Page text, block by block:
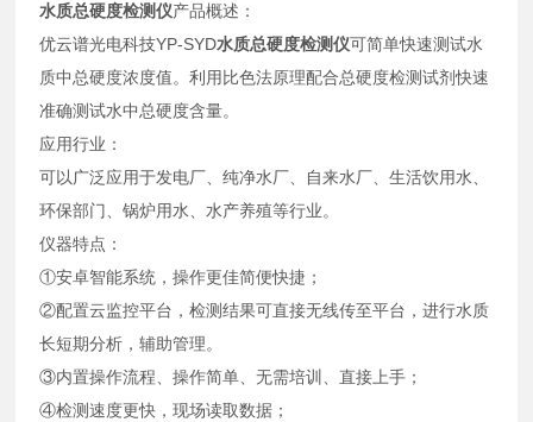
水质总硬度检测仪产品概述：
优云谱光电科技YP-SYD水质总硬度检测仪可简单快速测试水
质中总硬度浓度值。利用比色法原理配合总硬度检测试剂快速
准确测试水中总硬度含量。
应用行业：
可以广泛应用于发电厂、纯净水厂、自来水厂、生活饮用水、
环保部门、锅炉用水、水产养殖等行业。
仪器特点：
①安卓智能系统，操作更佳简便快捷；
②配置云监控平台，检测结果可直接无线传至平台，进行水质
长短期分析，辅助管理。
③内置操作流程、操作简单、无需培训、直接上手；
④检测速度更快，现场读取数据；